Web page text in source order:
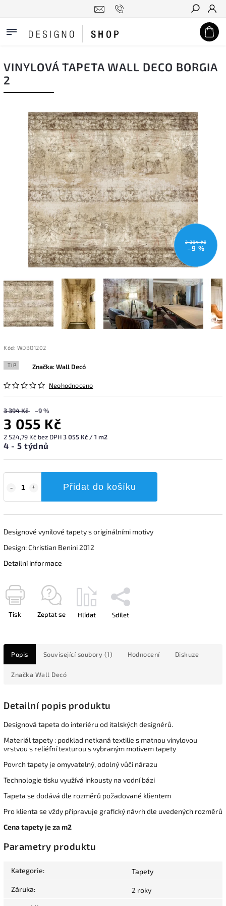
Hledat
VINYLOVÁ TAPETA WALL DECO BORGIA
2
3 394 Kč
–9 %
Kód: WDBO1202
TIP
Neohodnoceno
Značka:Wall Decó
3 394 Kč –9 %
3 055 Kč
2 524,79 Kč bez DPH3 055 Kč / 1 m2
4 - 5 týdnů
Přidat do košíku
Designové vynilové tapety s originálními motivy
Design: Christian Benini 2012
Detailní informace
Tisk Zeptat se Hlídat Sdílet
Popis Související soubory (1) Hodnocení Diskuze
Značka Wall Decó
Detailní popis produktu
Designová tapeta do interiéru od italských designérů.
Materiál tapety : podklad netkaná textilie s matnou vinylovou
vrstvou s reliéfní texturou s vybraným motivem tapety
Povrch tapety je omyvatelný, odolný vůči nárazu
Technologie tisku využívá inkousty na vodní bázi
Tapeta se dodává dle rozměrů požadované klientem
Pro klienta se vždy připravuje grafický návrh dle uvedených rozměrů
Cena tapety je za m2
Parametry produktu
Kategorie: Tapety
Záruka: 2 roky